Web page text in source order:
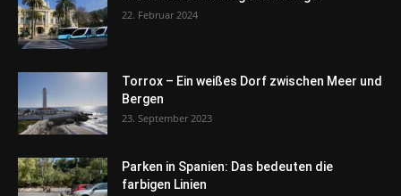
22. Februar 2024
Torrox – Ein weißes Dorf zwischen Meer und
Bergen
23. September 2023
Parken in Spanien: Das bedeuten die
farbigen Linien